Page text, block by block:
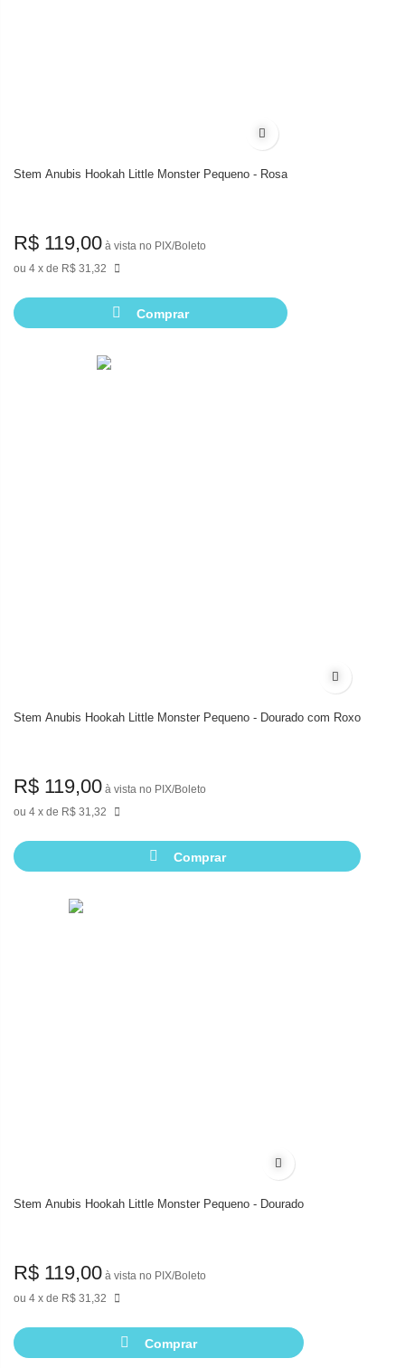
Adicionar à lista de
Stem Anubis Hookah Little Monster Pequeno - Rosa
4 de R$ 31,32
R$ 119,00 à vista no PIX/Boleto
Comprar
Adicionar
Stem Anubis Hookah Little Monster Pequeno - Dourado com Roxo
4 de R$ 31,32
R$ 119,00 à vista no PIX/Boleto
Comprar
Adicionar à lista de
Stem Anubis Hookah Little Monster Pequeno - Dourado
4 de R$ 31,32
R$ 119,00 à vista no PIX/Boleto
Comprar